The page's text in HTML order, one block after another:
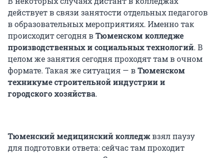
действует в связи занятости отдельных педагогов
в образовательных мероприятиях. Именно так
происходит сегодня вТюменском колледже
производственных и социальных технологий. В
целом же занятия сегодня проходят там в очном
формате. Такая же ситуация — вТюменском
техникуме строительной индустрии и
городского хозяйства.
Тюменский медицинский колледжвзял паузу
для подготовки ответа: сейчас там проходит